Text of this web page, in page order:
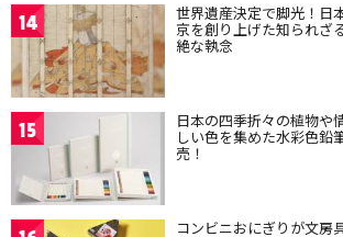
14 世界遺産決定で脚光！日
京を創り上げた知られざ
絶な執念
15 日本の四季折々の植物や
しい色を集めた水彩色鉛
売！
コンビニおにぎりが文房